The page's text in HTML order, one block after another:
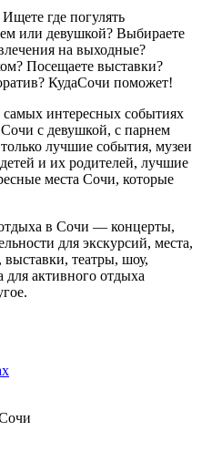
где погулять
или девушкой? Выбираете
на выходные?
Посещаете выставки?
КудаСочи поможет!
интересных событиях
с девушкой, с парнем
лучшие события, музеи
и их родителей, лучшие
места Сочи, которые
в Сочи — концерты,
для экскурсий, места,
театры, шоу,
активного отдыха